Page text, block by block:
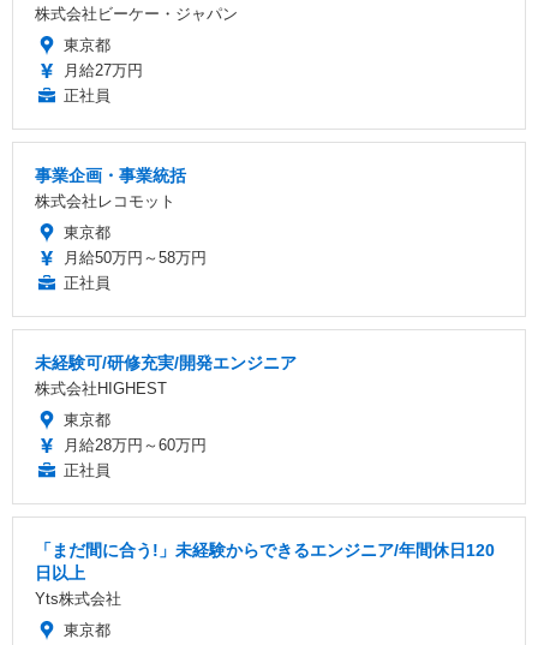
株式会社ビーケー・ジャパン
東京都
月給27万円
正社員
事業企画・事業統括
株式会社レコモット
東京都
月給50万円～58万円
正社員
未経験可/研修充実/開発エンジニア
株式会社HIGHEST
東京都
月給28万円～60万円
正社員
「まだ間に合う!」未経験からできるエンジニア/年間休日120
日以上
Yts株式会社
東京都